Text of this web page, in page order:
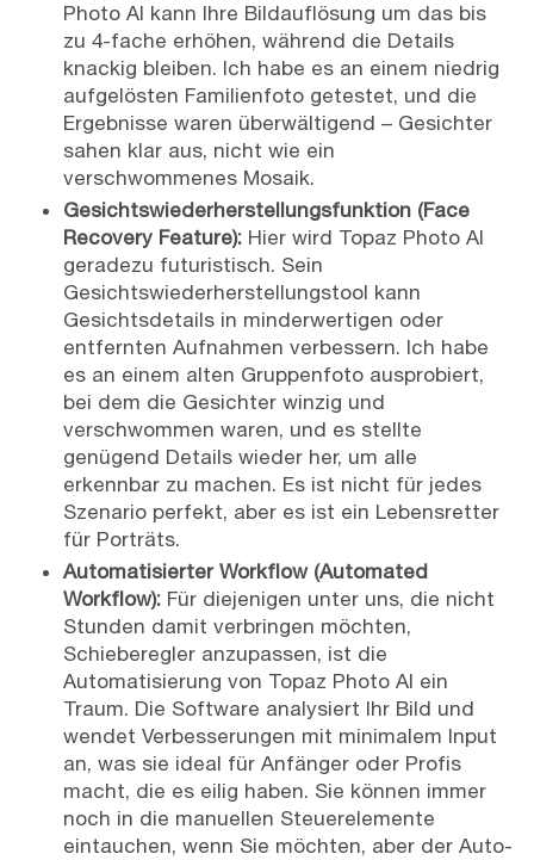
Photo AI kann Ihre Bildauflösung um das bis
zu 4-fache erhöhen, während die Details
knackig bleiben. Ich habe es an einem niedrig
aufgelösten Familienfoto getestet, und die
Ergebnisse waren überwältigend – Gesichter
sahen klar aus, nicht wie ein
verschwommenes Mosaik.
Gesichtswiederherstellungsfunktion (Face
Recovery Feature):Hier wird Topaz Photo AI
geradezu futuristisch. Sein
Gesichtswiederherstellungstool kann
Gesichtsdetails in minderwertigen oder
entfernten Aufnahmen verbessern. Ich habe
es an einem alten Gruppenfoto ausprobiert,
bei dem die Gesichter winzig und
verschwommen waren, und es stellte
genügend Details wieder her, um alle
erkennbar zu machen. Es ist nicht für jedes
Szenario perfekt, aber es ist ein Lebensretter
für Porträts.
Automatisierter Workflow (Automated
Workflow):Für diejenigen unter uns, die nicht
Stunden damit verbringen möchten,
Schieberegler anzupassen, ist die
Automatisierung von Topaz Photo AI ein
Traum. Die Software analysiert Ihr Bild und
wendet Verbesserungen mit minimalem Input
an, was sie ideal für Anfänger oder Profis
macht, die es eilig haben. Sie können immer
noch in die manuellen Steuerelemente
eintauchen, wenn Sie möchten, aber der Auto-